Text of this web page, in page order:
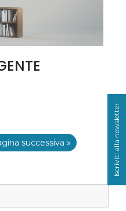
successiva » Iscriviti alla newsletter